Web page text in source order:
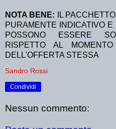
NOTA BENE:
IL
PURAMENTE INDICATIVO
POSSONO ESSERE
RISPETTO AL
DELL'OFFERTA STESSA
Sandro Rossi
Condividi
Nessun commento: